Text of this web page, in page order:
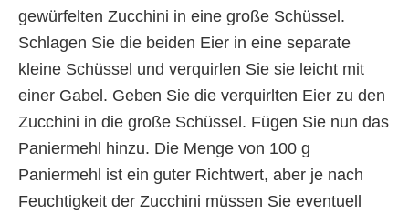
gewürfelten Zucchini in eine große Schüssel.
Schlagen Sie die beiden Eier in eine separate
kleine Schüssel und verquirlen Sie sie leicht mit
einer Gabel. Geben Sie die verquirlten Eier zu den
Zucchini in die große Schüssel. Fügen Sie nun das
Paniermehl hinzu. Die Menge von 100 g
Paniermehl ist ein guter Richtwert, aber je nach
Feuchtigkeit der Zucchini müssen Sie eventuell